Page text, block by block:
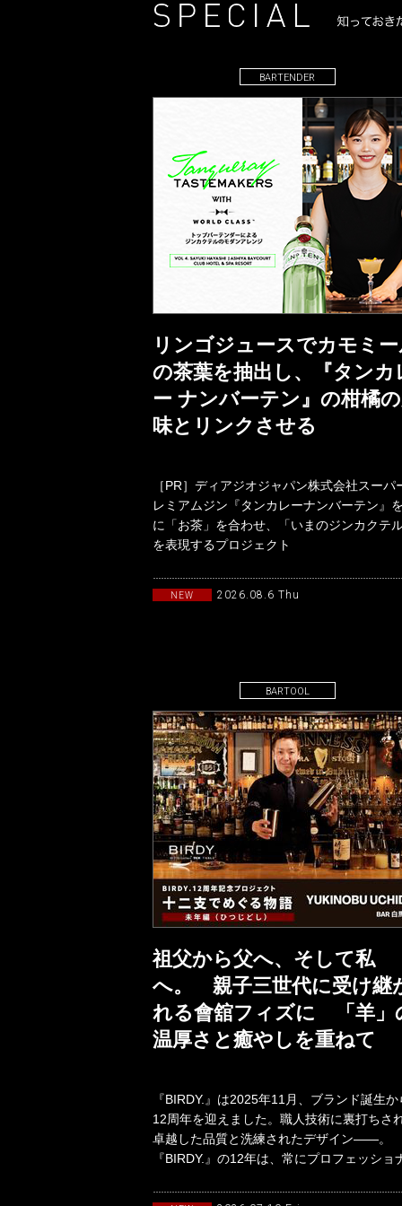
BARTENDER
リンゴジュースでカモミ
の茶葉を抽出し、『タンカ
ー ナンバーテン』の柑橘
味とリンクさせる
［PR］ディアジオジャパン株式会社スーパ
レミアムジン『タンカレーナンバーテン』
に「お茶」を合わせ、「いまのジンカクテル
を表現するプロジェクト
NEW 2026.08.6 Thu
BARTOOL
祖父から父へ、そして私
へ。 親子三世代に受け継
れる會舘フィズに 「羊」
温厚さと癒やしを重ねて
『BIRDY.』は2025年11月、ブランド誕生か
12周年を迎えました。職人技術に裏打ちさ
卓越した品質と洗練されたデザイン――。
『BIRDY.』の12年は、常にプロフェッショ